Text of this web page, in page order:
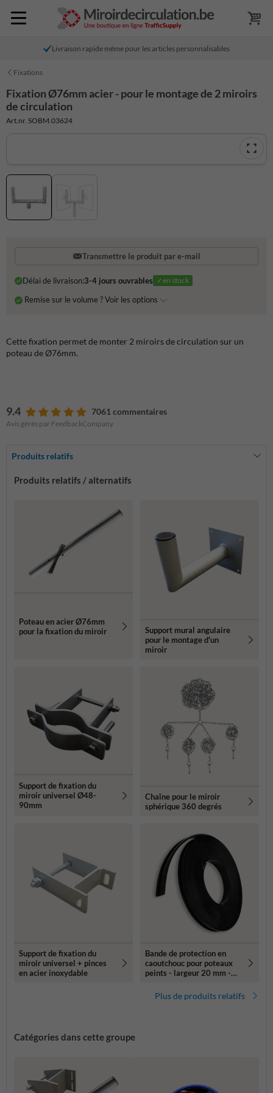
Livraison rapide même pour les articles personnalisables
Fixations
Fixation Ø76mm acier - pour le montage de 2 miroirs
de circulation
Art.nr. SOBM.03624
Transmettre le produit par e-mail
Délai de livraison:3-4 jours ouvrables ✓en stock
Remise sur le volume ? Voir les options
Cette fixation permet de monter 2 miroirs de circulation sur un
poteau de Ø76mm.
9.4 7061 commentaires
Avis gérés par FeedbackCompany
Produits relatifs
Produits relatifs / alternatifs
Poteau en acier Ø76mm
pour la fixation du miroir
Support mural angulaire
pour le montage d'un
miroir
Support de fixation du
miroir universel Ø48-
90mm
Chaîne pour le miroir
sphérique 360 degrés
Support de fixation du
miroir universel + pinces
en acier inoxydable
Bande de protection en
caoutchouc pour poteaux
peints - largeur 20 mm -
Plus de produits relatifs
Catégories dans cette groupe